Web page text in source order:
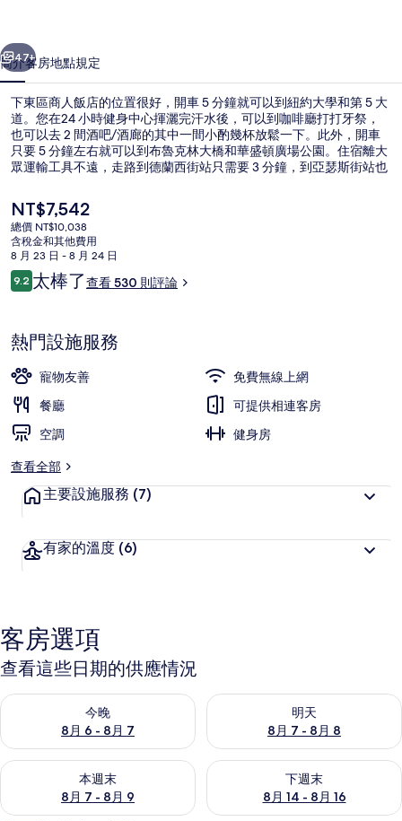
的
相
片
集
個 下一個
47+
簡介客房地點規定
下東區商人飯店的位置很好，開車 5 分鐘就可以到紐約大學和第 5 大
道。您在24 小時健身中心揮灑完汗水後，可以到咖啡廳打打牙祭，
也可以去 2 間酒吧/酒廊的其中一間小酌幾杯放鬆一下。此外，開車
只要 5 分鐘左右就可以到布魯克林大橋和華盛頓廣場公園。住宿離大
眾運輸工具不遠，走路到德蘭西街站只需要 3 分鐘，到亞瑟斯街站也
目
前
的
價
格
是
NT$7,542
總價 NT$10,038
含稅金和其他費用
8 月 23 日 - 8 月 24 日
評
論
9.29.2 分，滿分 10 分，
太棒了查看 530 則評論
熱門設施服務
寵物友善
免費無線上網
餐廳
可提供相連客房
空調
健身房
查看全部
主要設施服務 (7)
有家的溫度 (6)
客房選項
查看這些日期的供應情況
今晚
8月 6 - 8月 7
查看今晚 (8月 6 - 8月 7) 的供應情況
明天
8月 7 - 8月 8
查看明天 (8月 7 - 8月 8) 的供
本週末
8月 7 - 8月 9
查看本週末 (8月 7 - 8月 9) 的供應情況
下週末
8月 14 - 8月 16
查看下週末 (8月 14 - 8月 16)